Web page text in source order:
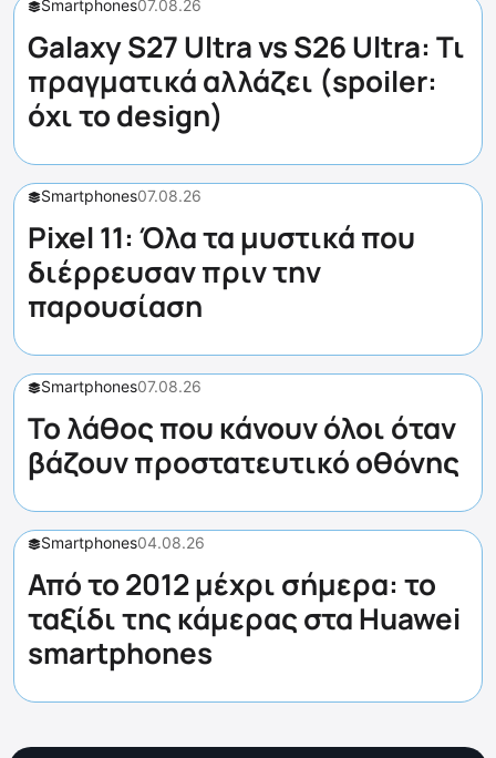
Smartphones07.08.26
Galaxy S27 Ultra vs S26 Ultra: Τι
πραγματικά αλλάζει (spoiler:
όχι το design)
Smartphones07.08.26
Pixel 11: Όλα τα μυστικά που
διέρρευσαν πριν την
παρουσίαση
Smartphones07.08.26
Το λάθος που κάνουν όλοι όταν
βάζουν προστατευτικό οθόνης
Smartphones04.08.26
Από το 2012 μέχρι σήμερα: το
ταξίδι της κάμερας στα Huawei
smartphones